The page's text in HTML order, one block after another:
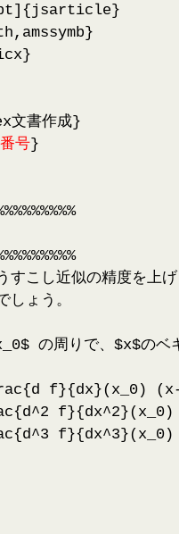
文書作成}
号}
すこし近似の精度を上
しょう。
の周りで、$x$のベキ
f}{dx}(x_0) (x-
f}{dx^2}(x_0)